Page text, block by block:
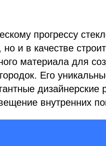
прогрессу
и в качестве
материала для
Его
дизайнерские
внутренних